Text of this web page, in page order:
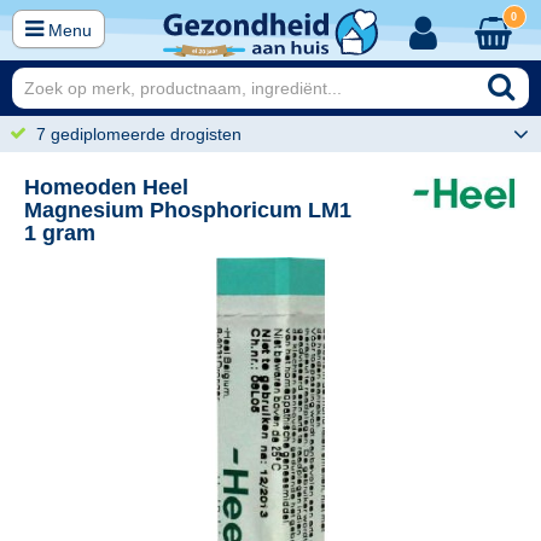
Menu
0
7 gediplomeerde drogisten
Homeoden Heel
Magnesium Phosphoricum LM1
1 gram